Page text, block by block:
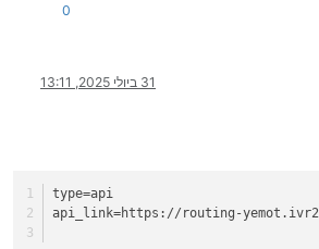
0
31 ביולי 2025, 13:11
type=api
api_link=https://routing-